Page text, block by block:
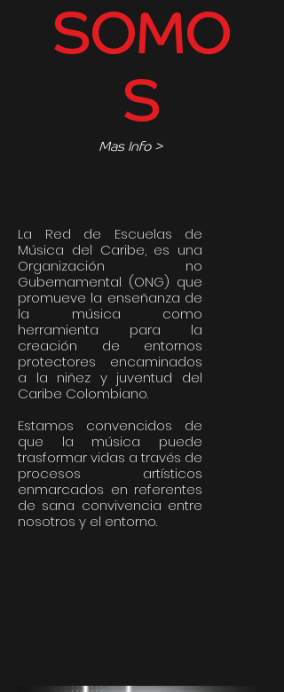
SOMO
S
Mas Info >
La Red de Escuelas de
Música del Caribe, es una
Organización no
Gubernamental (ONG) que
promueve la enseñanza de
la música como
herramienta para la
creación de entornos
protectores encaminados
a la niñez y juventud del
Caribe Colombiano.
Estamos convencidos de
que la música puede
trasformar vidas a través de
procesos artísticos
enmarcados en referentes
de sana convivencia entre
nosotros y el entorno.